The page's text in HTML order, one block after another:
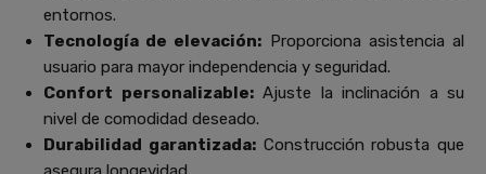
entornos.
Tecnología de elevación: Proporciona asistencia al
usuario para mayor independencia y seguridad.
Confort personalizable:Ajuste la inclinación a su
nivel de comodidad deseado.
Durabilidad garantizada:Construcción robusta que